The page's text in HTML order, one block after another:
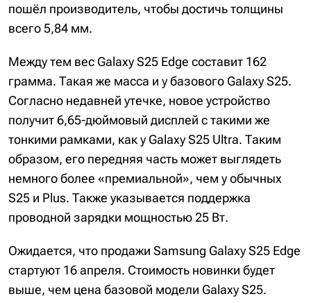
пошёл производитель, чтобы достичь толщины
всего 5,84 мм.
Между тем вес Galaxy S25 Edge составит 162
грамма. Такая же масса и у базового Galaxy S25.
Согласно недавней утечке, новое устройство
получит 6,65-дюймовый дисплей с такими же
тонкими рамками, как у Galaxy S25 Ultra. Таким
образом, его передняя часть может выглядеть
немного более «премиальной», чем у обычных
S25 и Plus. Также указывается поддержка
проводной зарядки мощностью 25 Вт.
Ожидается, что продажи Samsung Galaxy S25 Edge
стартуют 16 апреля. Стоимость новинки будет
выше, чем цена базовой модели Galaxy S25.